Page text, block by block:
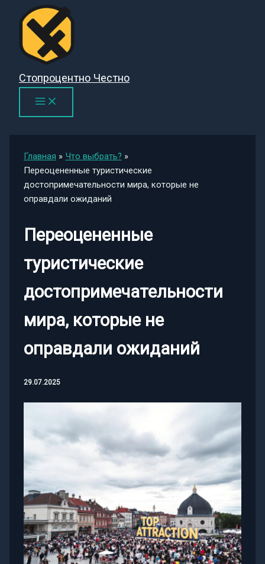
Перейти
содержимому
Стопроцентно Честно
Главная
Что выбрать?
Переоцененные туристические
достопримечательности мира, которые не
оправдали ожиданий
Переоцененные
туристические
достопримечательности
мира, которые не
оправдали ожиданий
29.07.2025